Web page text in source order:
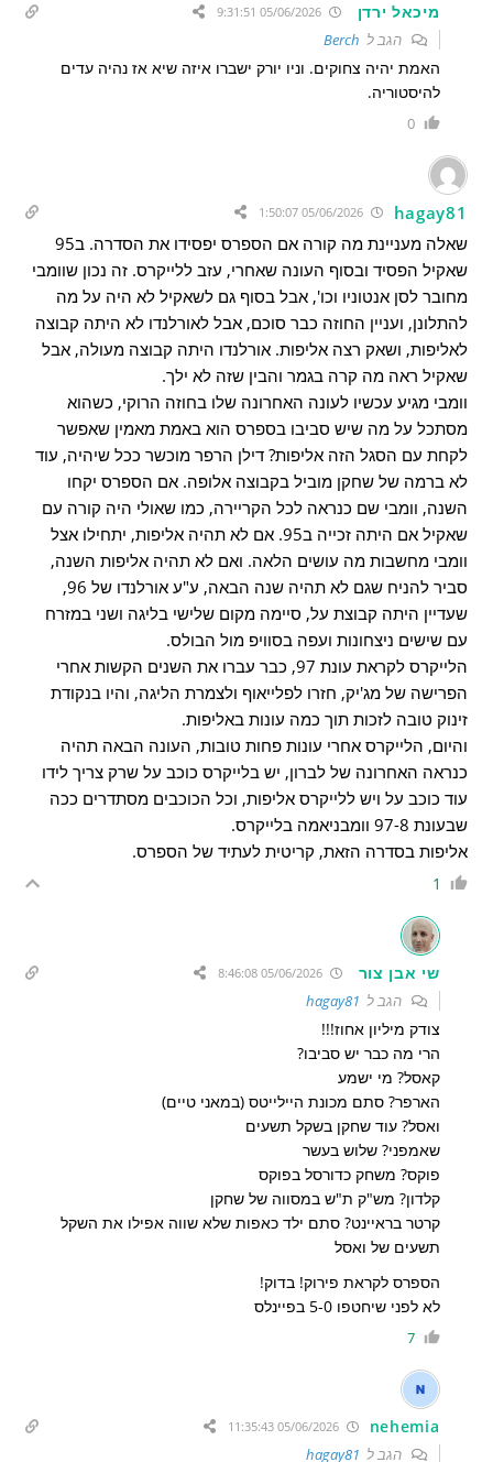
מיכאל ירדן 05/06/2026 9:31:51
הגב ל Berch
האמת יהיה צחוקים. וניו יורק ישברו איזה שיא אז נהיה עדים
להיסטוריה.
0
hagay81
05/06/2026 1:50:07
שאלה מעניינת מה קורה אם הספרס יפסידו את הסדרה. ב95
שאקיל הפסיד ובסוף העונה שאחרי, עזב ללייקרס. זה נכון שוומבי
מחובר לסן אנטוניו וכו', אבל בסוף גם לשאקיל לא היה על מה
להתלונן, ועניין החוזה כבר סוכם, אבל לאורלנדו לא היתה קבוצה
לאליפות, ושאק רצה אליפות. אורלנדו היתה קבוצה מעולה, אבל
שאקיל ראה מה קרה בגמר והבין שזה לא ילך.
וומבי מגיע עכשיו לעונה האחרונה שלו בחוזה הרוקי, כשהוא
מסתכל על מה שיש סביבו בספרס הוא באמת מאמין שאפשר
לקחת עם הסגל הזה אליפות? דילן הרפר מוכשר ככל שיהיה, עוד
לא ברמה של שחקן מוביל בקבוצה אלופה. אם הספרס יקחו
השנה, וומבי שם כנראה לכל הקריירה, כמו שאולי היה קורה עם
שאקיל אם היתה זכייה ב95. אם לא תהיה אליפות, יתחילו אצל
וומבי מחשבות מה עושים הלאה. ואם לא תהיה אליפות השנה,
סביר להניח שגם לא תהיה שנה הבאה, ע"ע אורלנדו של 96,
שעדיין היתה קבוצת על, סיימה מקום שלישי בליגה ושני במזרח
עם שישים ניצחונות ועפה בסוויפ מול הבולס.
הלייקרס לקראת עונת 97, כבר עברו את השנים הקשות אחרי
הפרישה של מג'יק, חזרו לפלייאוף ולצמרת הליגה, והיו בנקודת
זינוק טובה לזכות תוך כמה עונות באליפות.
והיום, הלייקרס אחרי עונות פחות טובות, העונה הבאה תהיה
כנראה האחרונה של לברון, יש בלייקרס כוכב על שרק צריך לידו
עוד כוכב על ויש ללייקרס אליפות, וכל הכוכבים מסתדרים ככה
שבעונת 97-8 וומבניאמה בלייקרס.
אליפות בסדרה הזאת, קריטית לעתיד של הספרס.
1
שי אבן צור 05/06/2026 8:46:08
הגב ל hagay81
צודק מיליון אחוז!!!
הרי מה כבר יש סביבו?
קאסל? מי ישמע
הארפר? סתם מכונת היילייטס (במאני טיים)
ואסל? עוד שחקן בשקל תשעים
שאמפני? שלוש בעשר
פוקס? משחק כדורסל בפוקס
קלדון? מש"ק ת"ש במסווה של שחקן
קרטר בראיינט? סתם ילד כאפות שלא שווה אפילו את השקל
תשעים של ואסל
הספרס לקראת פירוק! בדוק!
לא לפני שיחטפו 5-0 בפיינלס
7
nehemia
05/06/2026 11:35:43
הגב ל hagay81